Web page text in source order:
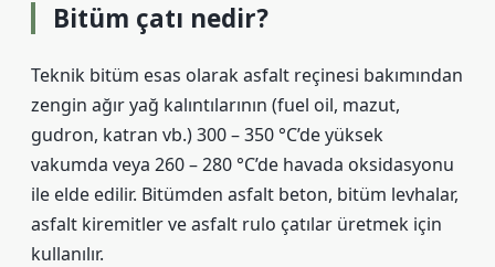
Bitüm çatı nedir?
Teknik bitüm esas olarak asfalt reçinesi bakımından
zengin ağır yağ kalıntılarının (fuel oil, mazut,
gudron, katran vb.) 300 – 350 °C’de yüksek
vakumda veya 260 – 280 °C’de havada oksidasyonu
ile elde edilir. Bitümden asfalt beton, bitüm levhalar,
asfalt kiremitler ve asfalt rulo çatılar üretmek için
kullanılır.